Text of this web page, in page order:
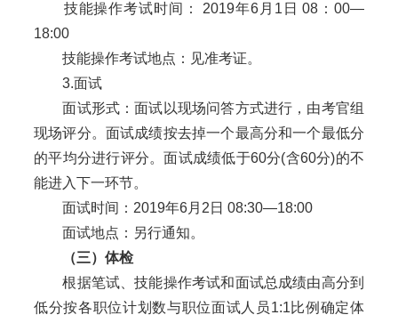
技能操作考试时间： 2019年6月1日 08：00—
18:00
技能操作考试地点：见准考证。
3.面试
面试形式：面试以现场问答方式进行，由考官组
现场评分。面试成绩按去掉一个最高分和一个最低分
的平均分进行评分。面试成绩低于60分(含60分)的不
能进入下一环节。
面试时间：2019年6月2日 08:30—18:00
面试地点：另行通知。
（三）体检
根据笔试、技能操作考试和面试总成绩由高分到
低分按各职位计划数与职位面试人员1:1比例确定体